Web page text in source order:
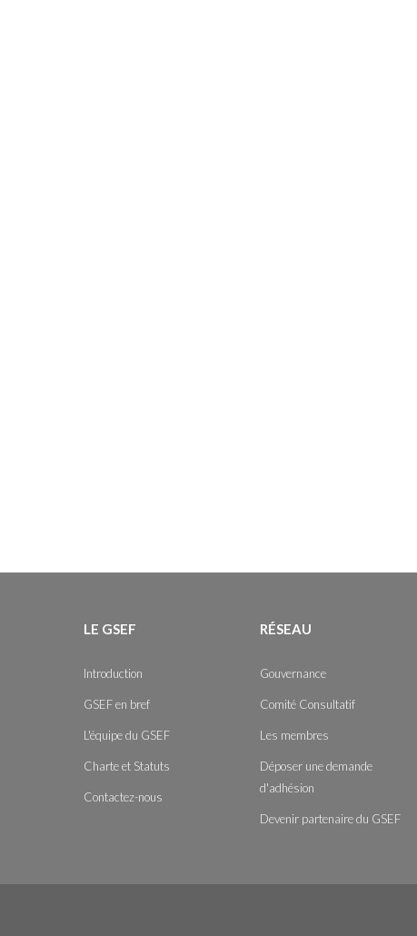
LE GSEF
Introduction
GSEF en bref
L'équipe du GSEF
Charte et Statuts
Contactez-nous
RÉSEAU
Gouvernance
Comité Consultatif
Les membres
Déposer une demande
d'adhésion
Devenir partenaire du GSEF